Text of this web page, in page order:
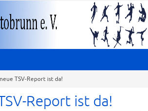
TSV-Report ist da!
Report ist da!